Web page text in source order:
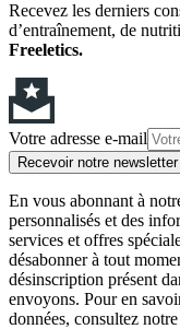
Recevez les derniers
d’entraînement, de
Freeletics.
Votre adresse e-mail
Recevoir notre newsletter
En vous abonnant à
personnalisés et des
services et offres
désabonner à tout
désinscription présent
envoyons. Pour en
données, consultez